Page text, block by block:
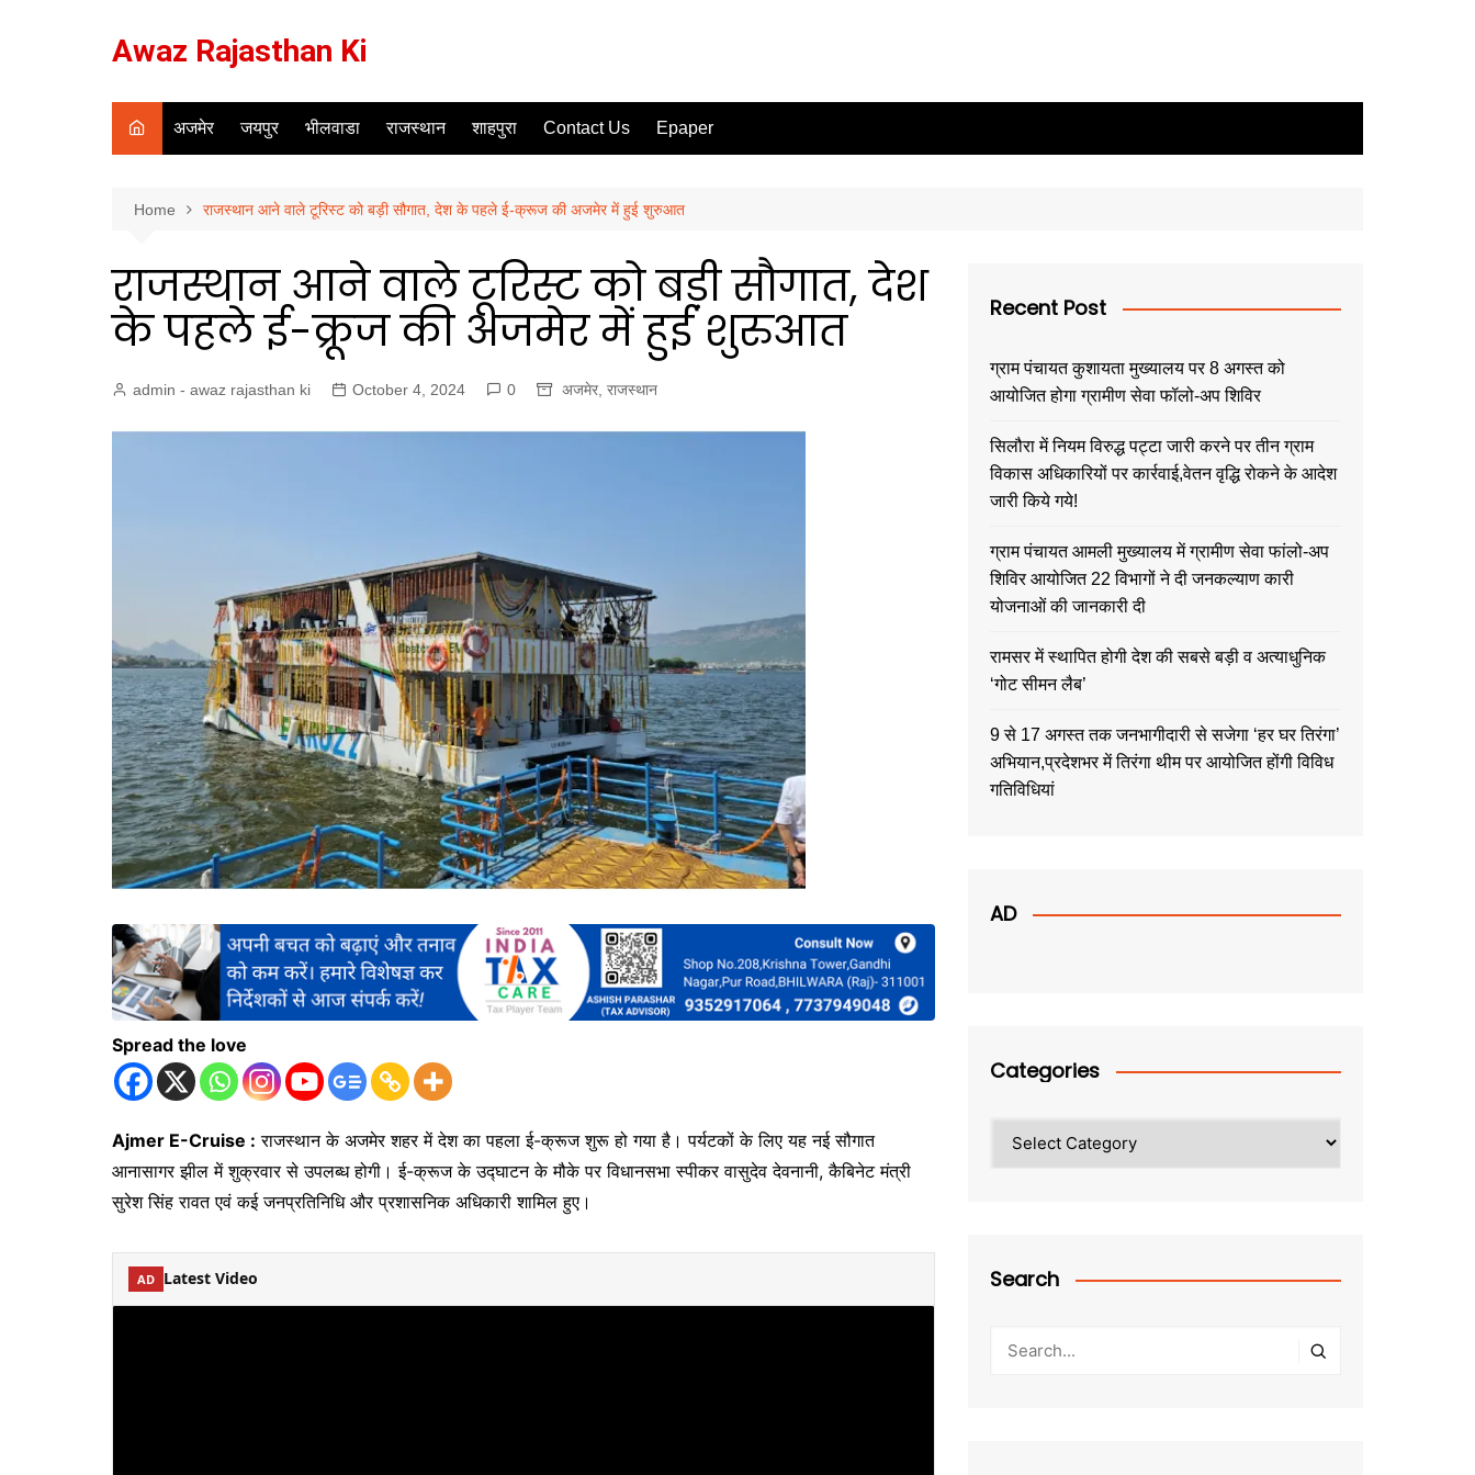
Awaz Rajasthan Ki
अजमेर जयपुर भीलवाडा राजस्थान शाहपुरा Contact Us Epaper
Home राजस्थान आने वाले टूरिस्ट को बड़ी सौगात, देश के पहले ई-क्रूज की अजमेर में हुई शुरुआत
राजस्थान आने वाले टूरिस्ट को बड़ी सौगात, देश
के पहले ई-क्रूज की अजमेर में हुई शुरुआत
admin - awaz rajasthan ki October 4, 2024 0 अजमेर राजस्थान
Spread the love
Ajmer E-Cruise : राजस्थान के अजमेर शहर में देश का पहला ई-क्रूज शुरू हो गया है। पर्यटकों के लिए यह नई सौगात
आनासागर झील में शुक्रवार से उपलब्ध होगी। ई-क्रूज के उद्घाटन के मौके पर विधानसभा स्पीकर वासुदेव देवनानी, कैबिनेट मंत्री
सुरेश सिंह रावत एवं कई जनप्रतिनिधि और प्रशासनिक अधिकारी शामिल हुए।
AD Latest Video
Recent Post
ग्राम पंचायत कुशायता मुख्यालय पर 8 अगस्त को
आयोजित होगा ग्रामीण सेवा फॉलो-अप शिविर
सिलौरा में नियम विरुद्ध पट्टा जारी करने पर तीन ग्राम
विकास अधिकारियों पर कार्रवाई,वेतन वृद्धि रोकने के आदेश
जारी किये गये!
ग्राम पंचायत आमली मुख्यालय में ग्रामीण सेवा फांलो-अप
शिविर आयोजित 22 विभागों ने दी जनकल्याण कारी
योजनाओं की जानकारी दी
रामसर में स्थापित होगी देश की सबसे बड़ी व अत्याधुनिक
‘गोट सीमन लैब’
9 से 17 अगस्त तक जनभागीदारी से सजेगा ‘हर घर तिरंगा’
अभियान,प्रदेशभर में तिरंगा थीम पर आयोजित होंगी विविध
गतिविधियां
AD
Categories
Search